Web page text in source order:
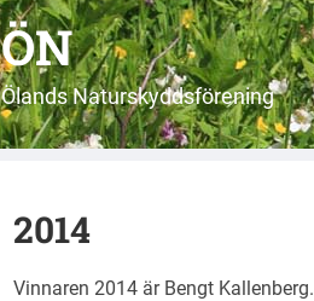
ÖN
Ölands Naturskyddsförening
2014
Vinnaren 2014 är Bengt Kallenberg.